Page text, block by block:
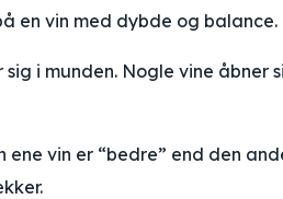
en vin med dybde og balance.
i munden. Nogle vine
vin er “bedre” end den